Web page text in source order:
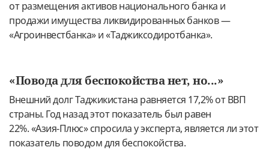
от размещения активов национального банка и
продажи имущества ликвидированных банков —
«Агроинвестбанка» и «Таджиксодиротбанка».
«Повода для беспокойства нет, но...»
Внешний долг Таджикистана равняется 17,2% от ВВП
страны. Год назад этот показатель был равен
22%. «Азия-Плюс» спросила у эксперта, является ли этот
показатель поводом для беспокойства.